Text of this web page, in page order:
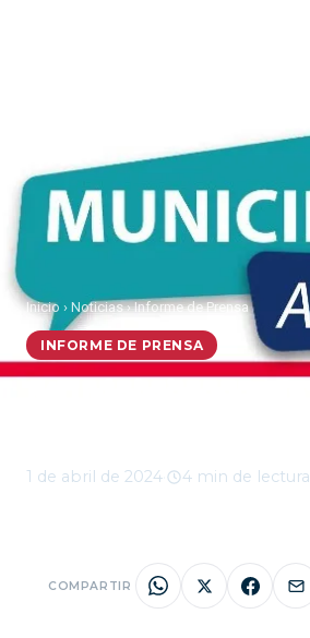
Inicio › Noticias›Informe de Prensa
INFORME DE PRENSA
1 de abril de 2024 4 min de lectura
COMPARTIR